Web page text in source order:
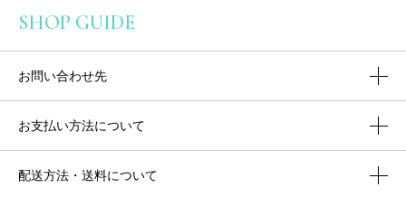
SHOP GUIDE
お問い合わせ先
お支払い方法について
配送方法・送料について